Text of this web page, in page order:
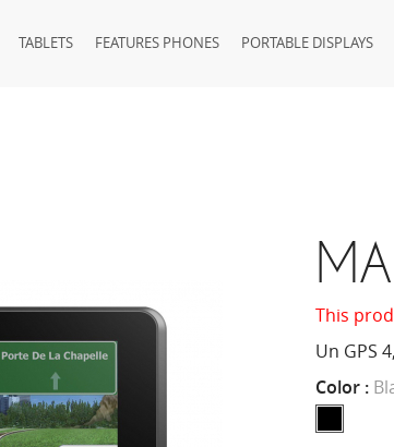
TABLETS FEATURES PHONES PORTABLE DISPLAYS
This
Un GPS
Color :